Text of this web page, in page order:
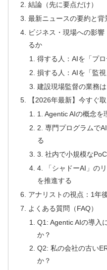
結論（先に要点だけ）
最新ニュースの要約と背
ビジネス・現場への影
るか
得する人：AIを「プ
損する人：AIを「監
建設現場監督の業務は
【2026年最新】今すぐ
1. Agentic AIの概念を
2. 専門プログラムで
る
3. 社内で小規模な
4. 「シャドーAI」の
を推進する
アナリストの視点：1年
よくある質問（FAQ）
Q1: Agentic AIの導入
か？
Q2: 私の会社の古い
か？